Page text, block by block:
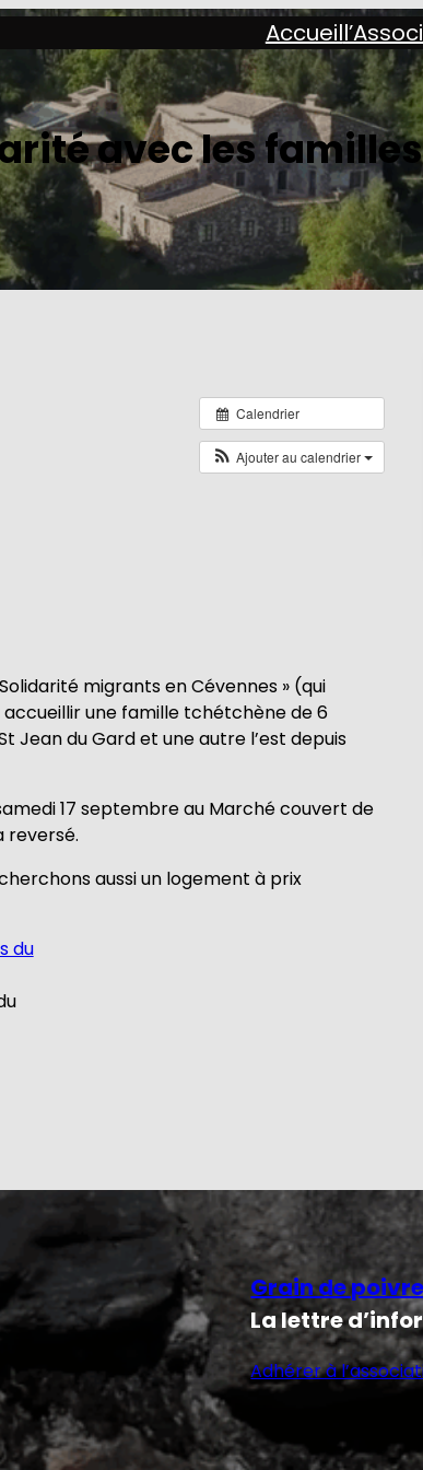
Accueil
avec les
Calendrier
Ajouter au calendrier
migrants en Cévennes » (qui
une famille tchétchène de 6
Jean du Gard et une autre l’est depuis
17 septembre au Marché couvert de
reversé.
aussi un logement à prix
Grain de
La lettre
Adhérer à